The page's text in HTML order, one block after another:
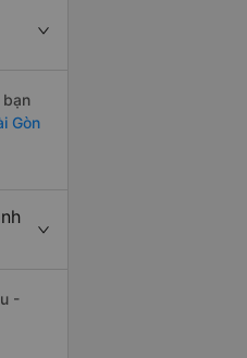
bạn
Gòn
-